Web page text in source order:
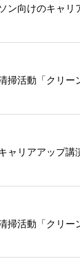
ン向けのキャリ
掃活動「クリー
ャリアアップ講
掃活動「クリー